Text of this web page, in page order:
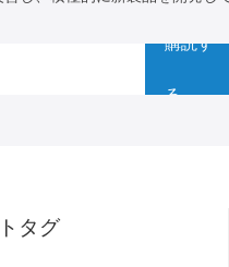
購読す
る
タグ